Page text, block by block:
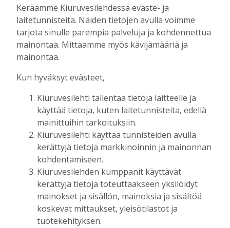
Tilaajille
Aku Laatikainen 4.8.2026 09:14
KiuPan 11-vuotiaille pojille kultaa Kuopio
Cupista ylivoimaisen esityksen jälkeen
Tilaajille
Aku Laatikainen
Salla Tompuri juoksi tuplakultaan – Silja
Auvinen ja Enni Pennanen heittivät
keihään joukkuemestareiksi
Tilaajille
Aku Laatikainen 3.8.2026 09:19
Kiuruveden Urheilijat vahvalla
joukkueella ja mitalitavoittein nuorten
yleisurheilun SM-kisoihin
Tilaajille
Aku Laatikainen 28.7.2026 11:03
Keräämme Kiuruvesilehdessä eväste- ja
laitetunnisteita. Näiden tietojen avulla voimme
tarjota sinulle parempia palveluja ja kohdennettua
mainontaa. Mittaamme myös kävijämääriä ja
mainontaa.
Kun hyväksyt evästeet,
Kiuruvesilehti tallentaa tietoja laitteelle ja
käyttää tietoja, kuten laitetunnisteita, edellä
mainittuihin tarkoituksiin.
Kiuruvesilehti käyttää tunnisteiden avulla
kerättyjä tietoja markkinoinnin ja mainonnan
kohdentamiseen.
Kiuruvesilehden kumppanit käyttävät
kerättyjä tietoja toteuttaakseen yksilöidyt
mainokset ja sisällön, mainoksia ja sisältöä
koskevat mittaukset, yleisötilastot ja
tuotekehityksen.